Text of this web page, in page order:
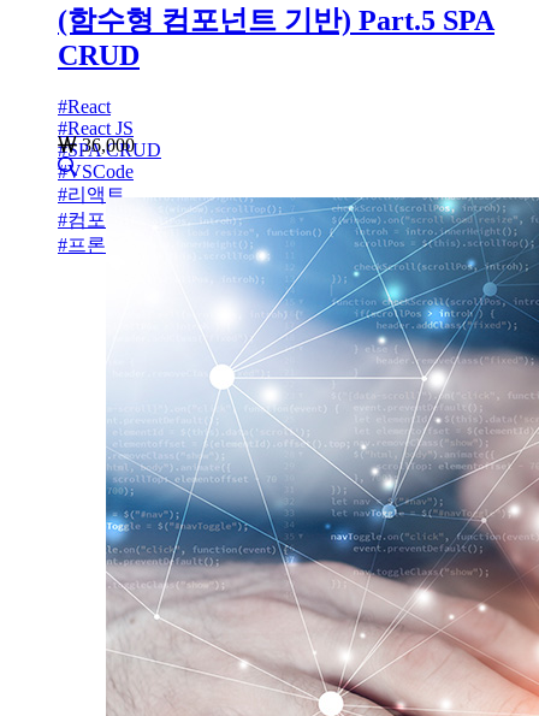
(함수형 컴포넌트 기반) Part.5 SPA
CRUD
#React
#React JS
#SPA CRUD
#VSCode
#리액트
#컴포넌트
#프론트엔드
36,000